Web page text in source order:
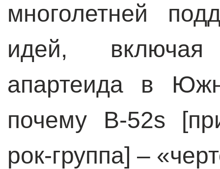
многолетней
идей,
апартеида в
почему B-52s
рок-группа] –